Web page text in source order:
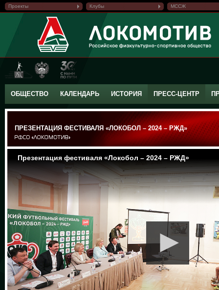
Проекты Клубы МССЖ
ОБЩЕСТВО КАЛЕНДАРЬ ИСТОРИЯ ПРЕСС-ЦЕНТР
ПРЕЗЕНТАЦИЯ ФЕСТИВАЛЯ «ЛОКОБОЛ – 2024 – РЖД»